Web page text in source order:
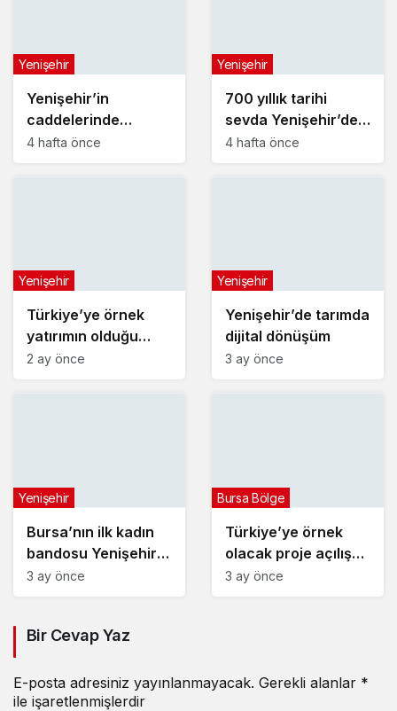
Yenişehir’in
caddelerinde
konforlu yolculuk
Yenişehir
4 hafta önce
700 yıllık tarihi
sevda Yenişehir’de
yeniden hayat buldu
Yenişehir
4 hafta önce
Türkiye’ye örnek
yatırımın olduğu
alana jandarma
Yenişehir
2 ay önce
Yenişehir’de tarımda
dijital dönüşüm
Yenişehir
3 ay önce
Bursa’nın ilk kadın
bandosu Yenişehir
sokaklarında
Yenişehir
3 ay önce
Türkiye’ye örnek
olacak proje açılış
gün sayıyor
Bursa Bölge
3 ay önce
Bir Cevap Yaz
E-posta adresiniz yayınlanmayacak. Gerekli alanlar *
ile işaretlenmişlerdir